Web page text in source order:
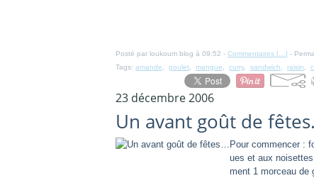
Posté par loukoum blog à 09:52 - Commentaires [ ] -
Tags: amande poulet mangue curry, sandwich raisin
23 décembre 2006
Un avant goût de
Pour commencer :
ues et aux
ment 1 morceau de